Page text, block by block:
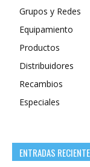
Grupos y Redes
Equipamiento
Productos
Distribuidores
Recambios
Especiales
ENTRADAS